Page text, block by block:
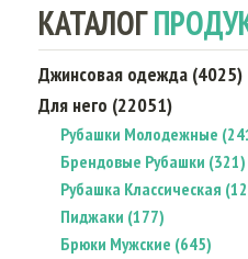
КАТАЛОГ
Джинсовая одежда (4025)
Для него (22051)
Рубашки Молодежные
Брендовые Рубашки (321)
Рубашка Классическая
Пиджаки (177)
Брюки Мужские (645)